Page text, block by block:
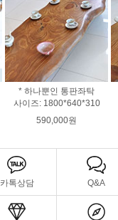
* 하나뿐인 통판좌탁
사이즈: 1800*640*310
590,000원
카톡상담 Q&A